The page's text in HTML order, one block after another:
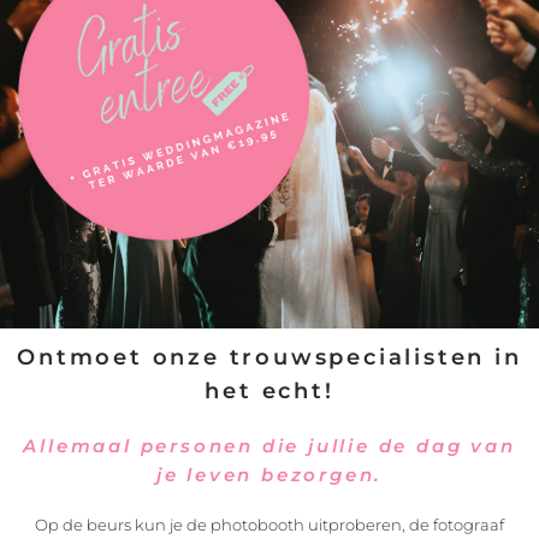
VERSTUREN
Ontmoet onze trouwspecialisten in
het echt!
Allemaal personen die jullie de dag van
je leven bezorgen.
Op de beurs kun je de photobooth uitproberen, de fotograaf